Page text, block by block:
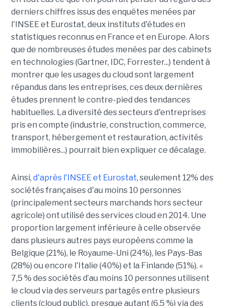
derniers chiffres issus des enquêtes menées par
l'INSEE et Eurostat, deux instituts d'études en
statistiques reconnus en France et en Europe. Alors
que de nombreuses études menées par des cabinets
en technologies (Gartner, IDC, Forrester...) tendent à
montrer que les usages du cloud sont largement
répandus dans les entreprises, ces deux dernières
études prennent le contre-pied des tendances
habituelles. La diversité des secteurs d'entreprises
pris en compte (industrie, construction, commerce,
transport, hébergement et restauration, activités
immobilières...) pourrait bien expliquer ce décalage.
Ainsi, d'après l'INSEE et Eurostat, seulement 12% des
sociétés françaises d'au moins 10 personnes
(principalement secteurs marchands hors secteur
agricole) ont utilisé des services cloud en 2014. Une
proportion largement inférieure à celle observée
dans plusieurs autres pays européens comme la
Belgique (21%), le Royaume-Uni (24%), les Pays-Bas
(28%) ou encore l'Italie (40%) et la Finlande (51%). «
7,5 % des sociétés d’au moins 10 personnes utilisent
le cloud via des serveurs partagés entre plusieurs
clients (cloud public), presque autant (6,5 %) via des